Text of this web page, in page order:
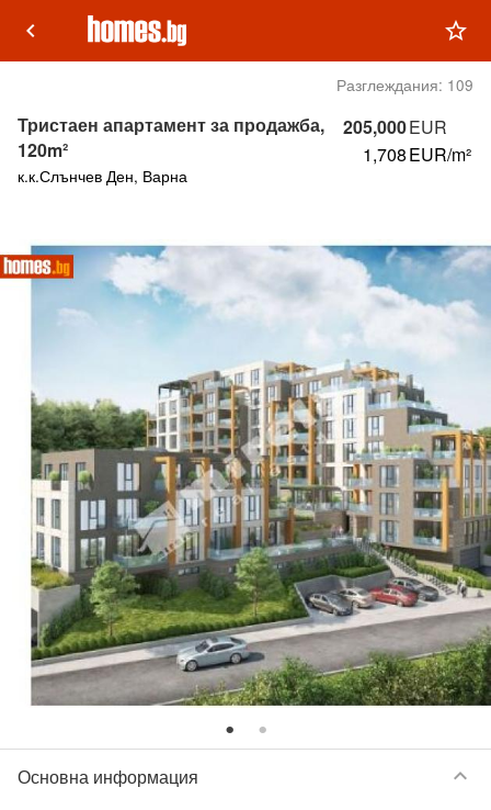
keyboard_arrow_left star_outline
Разглеждания: 109
205,000EUR
1,708EUR/m²
Тристаен апартамент за продажба,
120m²
к.к.Слънчев Ден, Варна
Основна информация keyboard_arrow_down